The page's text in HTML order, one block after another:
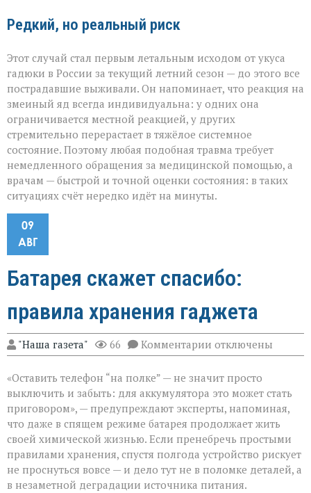
Редкий, но реальный риск
Этот случай стал первым летальным исходом от укуса
гадюки в России за текущий летний сезон — до этого все
пострадавшие выживали. Он напоминает, что реакция на
змеиный яд всегда индивидуальна: у одних она
ограничивается местной реакцией, у других
стремительно перерастает в тяжёлое системное
состояние. Поэтому любая подобная травма требует
немедленного обращения за медицинской помощью, а
врачам — быстрой и точной оценки состояния: в таких
ситуациях счёт нередко идёт на минуты.
09
АВГ
Батарея скажет спасибо:
правила хранения гаджета
"Наша газета" 66 Комментарии к
записи
скажет
спасибо:
хранения
гаджета
отключены
«Оставить телефон “на полке” — не значит просто
выключить и забыть: для аккумулятора это может стать
приговором», — предупреждают эксперты, напоминая,
что даже в спящем режиме батарея продолжает жить
своей химической жизнью. Если пренебречь простыми
правилами хранения, спустя полгода устройство рискует
не проснуться вовсе — и дело тут не в поломке деталей, а
в незаметной деградации источника питания.